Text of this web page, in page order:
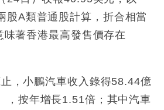
救後再出手 斥4億美元押注未上市公
股A類普通股計算，折合相當
著香港最高發售價存在
，小鵬汽車收入錄得58.44億
，按年增長1.51倍；其中汽車